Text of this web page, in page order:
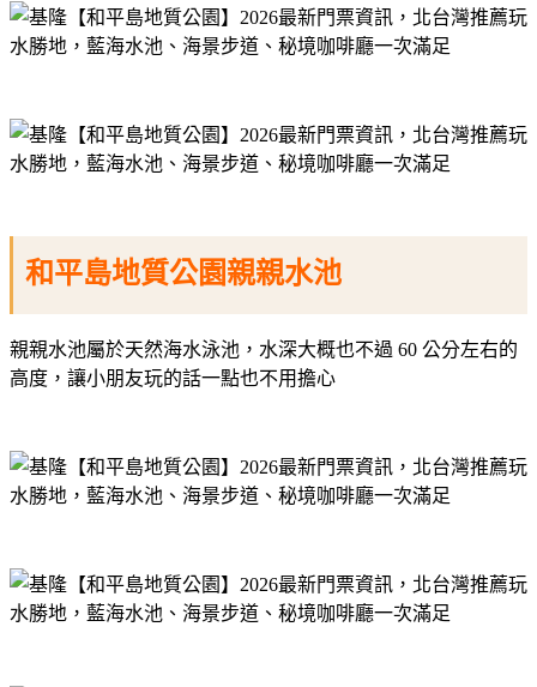
和平島地質公園親親水池
親親水池屬於天然海水泳池，水深大概也不過 60 公分左右的
高度，讓小朋友玩的話一點也不用擔心